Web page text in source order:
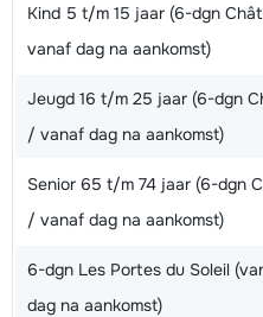
Kind 5 t/m 15 jaar (6-dgn
vanaf dag na aankomst)
Jeugd 16 t/m 25 jaar (6-dgn
/ vanaf dag na aankomst)
Senior 65 t/m 74 jaar (6-dgn
/ vanaf dag na aankomst)
6-dgn Les Portes du Soleil
dag na aankomst)